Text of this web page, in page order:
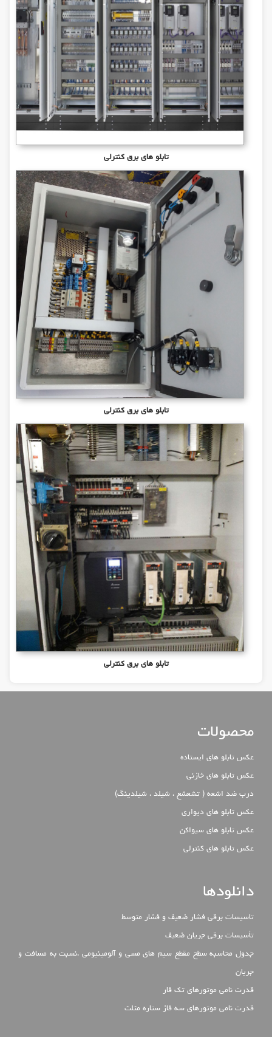
تابلو های برق کنترلی
تابلو های برق کنترلی
تابلو های برق کنترلی
محصولات
عکس تابلو های ایستاده
عکس تابلو های خازنی
درب ضد اشعه ( تشعشع ، شیلد ، شیلدینگ)
عکس تابلو های دیواری
عکس تابلو های سیواکن
عکس تابلو های کنترلی
دانلودها
تاسیسات برقی فشار ضعیف و فشار متوسط
تأسیسات برقی جریان ضعیف
جدول محاسبه سطح مقطع سیم های مسی و آلومینیومی ،نسبت به مسافت و
جریان
قدرت نامی موتورهای تک فار
قدرت نامی موتورهای سه فاز ستاره مثلث